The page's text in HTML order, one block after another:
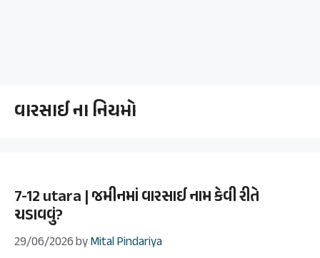
વારસાઈ ના નિયમો
7-12 utara | જમીનમાં વારસાઈ નામ કેવી રીતે
ચડાવવું?
29/06/2026byMital Pindariya